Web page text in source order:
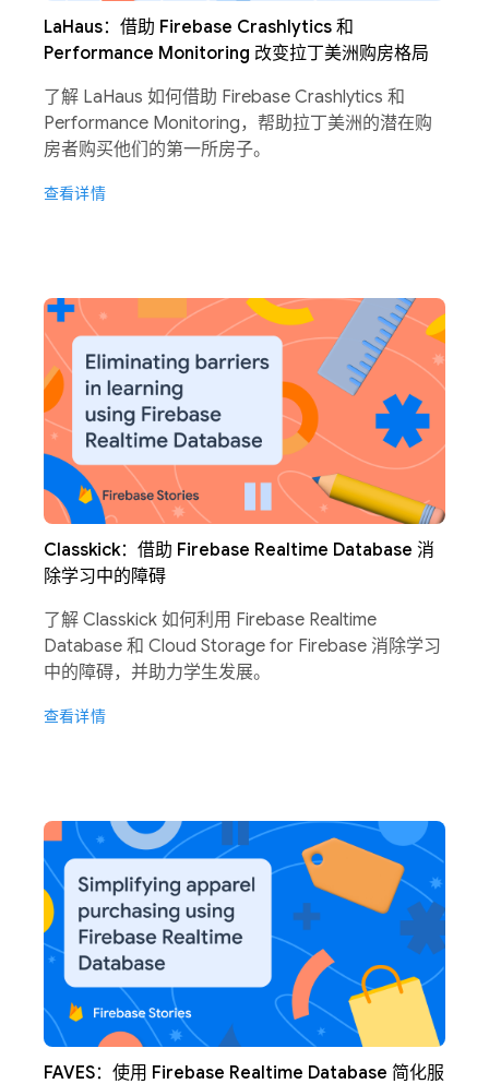
LaHaus：借助 Firebase Crashlytics 和
Performance Monitoring 改变拉丁美洲购房格局
了解 LaHaus 如何借助 Firebase Crashlytics 和
Performance Monitoring，帮助拉丁美洲的潜在购
房者购买他们的第一所房子。
查看详情
Classkick：借助 Firebase Realtime Database 消
除学习中的障碍
了解 Classkick 如何利用 Firebase Realtime
Database 和 Cloud Storage for Firebase 消除学习
中的障碍，并助力学生发展。
查看详情
FAVES：使用 Firebase Realtime Database 简化服